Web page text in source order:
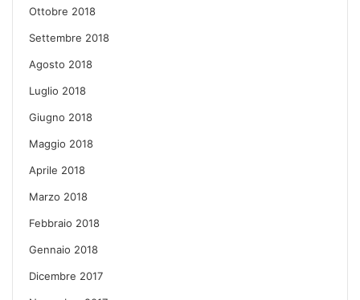
Ottobre 2018
Settembre 2018
Agosto 2018
Luglio 2018
Giugno 2018
Maggio 2018
Aprile 2018
Marzo 2018
Febbraio 2018
Gennaio 2018
Dicembre 2017